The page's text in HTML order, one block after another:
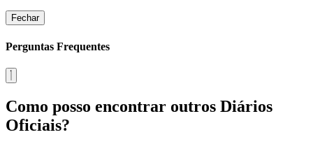
Fechar
Perguntas Frequentes
Como posso encontrar outros Diários
Oficiais?